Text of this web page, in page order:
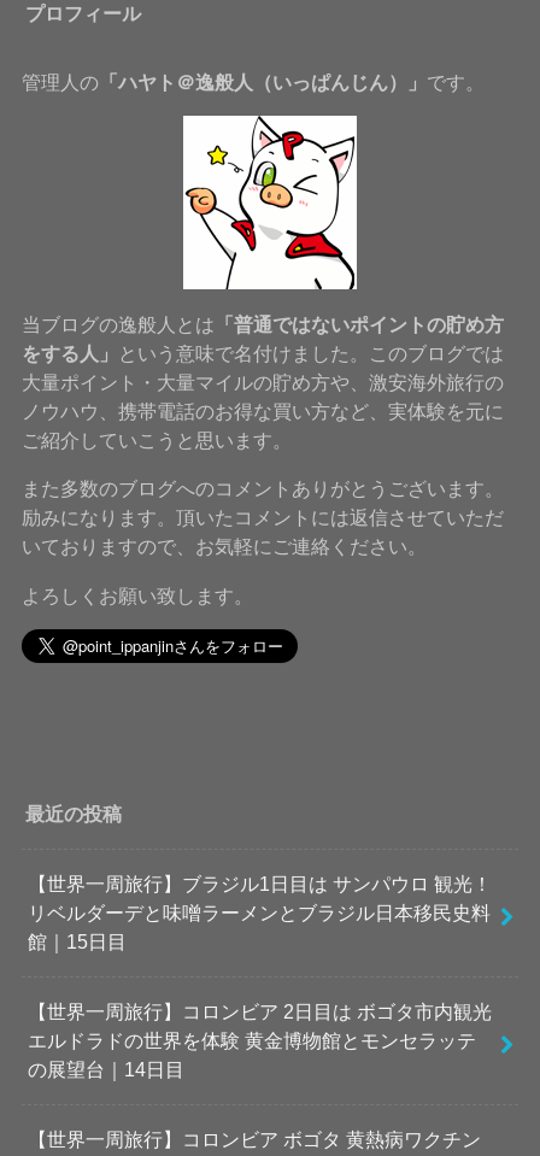
プロフィール
管理人の「ハヤト＠逸般人（いっぱんじん）」 です。
当ブログの逸般人とは 「普通ではないポイントの貯め方
をする人」
という意味で名付けました。このブログでは
大量ポイント・大量マイルの貯め方や、激安海外旅行の
ノウハウ、携帯電話のお得な買い方など、実体験を元に
ご紹介していこうと思います。
また多数のブログへのコメントありがとうございます。
励みになります。頂いたコメントには返信させていただ
いておりますので、お気軽にご連絡ください。
よろしくお願い致します。
最近の投稿
【世界一周旅行】ブラジル1日目は サンパウロ 観光！
リベルダーデと味噌ラーメンとブラジル日本移民史料
館｜15日目
【世界一周旅行】コロンビア 2日目は ボゴタ市内観光
エルドラドの世界を体験 黄金博物館とモンセラッテ
の展望台｜14日目
【世界一周旅行】コロンビア ボゴタ 黄熱病ワクチン